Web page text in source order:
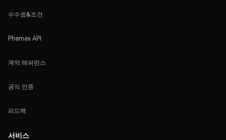
수수료&조건
Phemex API
계약 레퍼런스
공식 인증
피드백
서비스